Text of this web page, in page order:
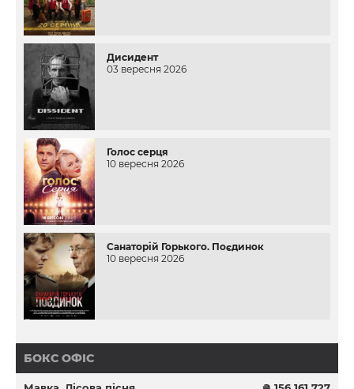
Дисидент
03 вересня 2026
Голос серця
10 вересня 2026
Санаторій Горького. Поєдинок
10 вересня 2026
БОКС ОФІС